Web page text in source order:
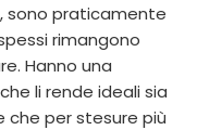
sono praticamente
rimangono
Hanno una
li rende ideali sia
per stesure più